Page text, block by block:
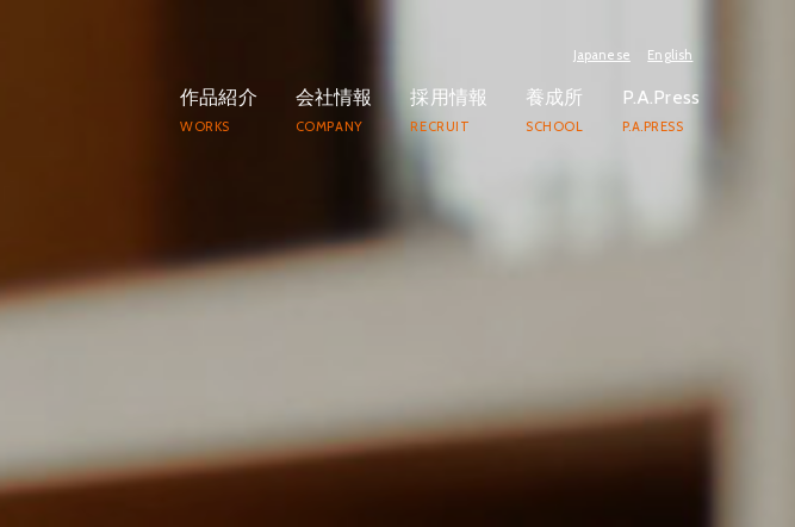
Japanese English
作品紹介
WORKS
会社情報
COMPANY
採用情報
RECRUIT
養成所
SCHOOL
P.A.Press
P.A.PRESS